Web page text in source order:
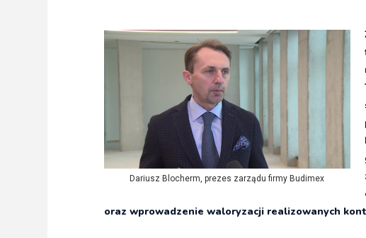
Galeria Miast Dawnych
Dariusz Blocherm, prezes zarządu firmy Budimex
oraz wprowadzenie waloryzacji realizowanych